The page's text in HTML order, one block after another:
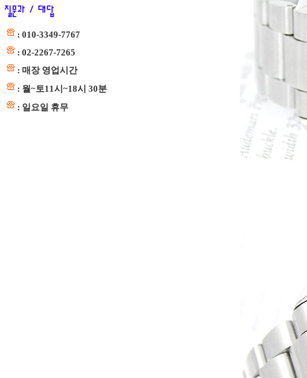
: 010-3349-7767
: 02-2267-7265
: 매장 영업시간
: 월~토11시~18시 30분
: 일요일 휴무